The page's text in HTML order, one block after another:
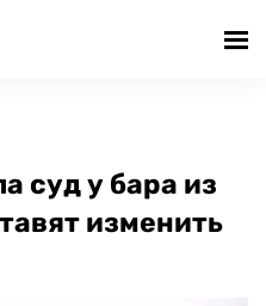
суд у бара из
изменить